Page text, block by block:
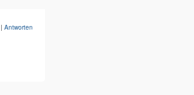
| Antworten